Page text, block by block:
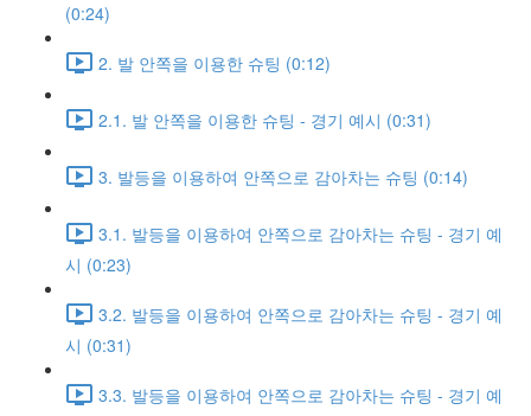
(0:24)
2. 발 안쪽을 이용한 슈팅 (0:12)
2.1. 발 안쪽을 이용한 슈팅 - 경기 예시 (0:31)
3. 발등을 이용하여 안쪽으로 감아차는 슈팅 (0:14)
3.1. 발등을 이용하여 안쪽으로 감아차는 슈팅 - 경기 예
시 (0:23)
3.2. 발등을 이용하여 안쪽으로 감아차는 슈팅 - 경기 예
시 (0:31)
3.3. 발등을 이용하여 안쪽으로 감아차는 슈팅 - 경기 예